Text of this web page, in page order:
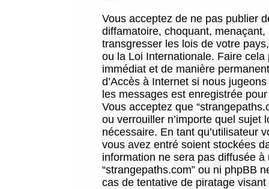
Vous acceptez de ne pas publier
diffamatoire, choquant,
transgresser les lois de votre
ou la Loi Internationale. Faire
immédiat et de manière
d’Accès à Internet si nous
les messages est enregistrée
Vous acceptez que
ou verrouiller n’importe quel sujet
nécessaire. En tant qu’utilisateur
vous avez entré soient stockées
information ne sera pas diffusée
“strangepaths.com” ou ni phpBB
cas de tentative de piratage